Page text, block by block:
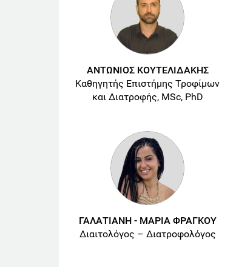
ΑΝΤΩΝΙΟΣ ΚΟΥΤΕΛΙΔΑΚΗΣ
Καθηγητής Επιστήμης Τροφίμων
και Διατροφής, MSc, PhD
ΓΑΛΑΤΙΑΝΗ - ΜΑΡΙΑ ΦΡΑΓΚΟΥ
Διαιτολόγος – Διατροφολόγος